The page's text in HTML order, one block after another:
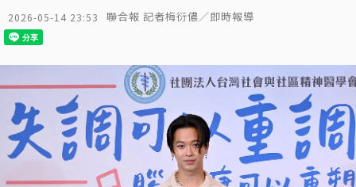
2026-05-14 23:53 聯合報 記者梅衍儂／即時報導